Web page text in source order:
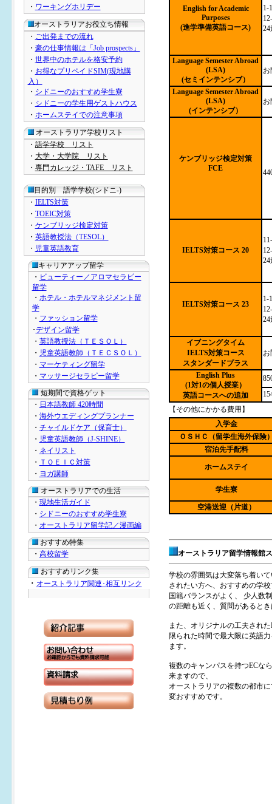
・ ワーキングホリデー
オーストラリアお役立ち情報
・ ご出発までの流れ
・ 豪の仕事情報は「Job prospects」
・ 世界中のホテルを格安予約
・ お得なプリペイドSIM(現地購
入）
・ シドニーのおすすめ学生寮
・ シドニーの学生用ゲストハウス
・ ホームステイでの注意事項
オーストラリア学校リスト
・ 語学学校 リスト
・ 大学・大学院 リスト
・ 専門カレッジ・TAFE リスト
目的別 語学学校(シドニ-)
・ IELTS対策
・ TOEIC対策
・ ケンブリッジ検定対策
・ 英語教授法（TESOL）
・ 児童英語教育
キャリアアップ留学
・ ビューティー／アロマセラピー
留学
・ ホテル・ホテルマネジメント留
学
・ ファッション留学
･デザイン留学
・ 英語教授法（ＴＥＳＯＬ）
・ 児童英語教師（ＴＥＣＳＯＬ）
・ マーケティング留学
・ マッサージセラピー留学
短期間で資格ゲット
・ 日本語教師 420時間
・ 海外ウエディングプランナー
・ チャイルドケア（保育士）
・ 児童英語教師（J-SHINE）
・ ネイリスト
・ ＴＯＥＩＣ対策
・ ヨガ講師
オーストラリアでの生活
・ 現地生活ガイド
・ シドニーのおすすめ学生寮
・ オーストラリア留学記／漫画編
おすすめ特集
・ 高校留学
おすすめリンク集
・ オーストラリア関連･相互リンク
English for Academic
Purposes
(進学準備英語コース)
1-
24
Language Semester Abroad
(LSA)
(セミインテンシブ）
お
Language Semester Abroad
(LSA)
(インテンシブ）
お
ケンブリッジ検定対策
FCE
IELTS対策コース 20
24
IELTS対策コース 23
1-
24
イブニングタイム
IELTS対策コース
スタンダードプラス
お
English Plus
(1対1の個人授業）
英語コースへの追加
【その他にかかる費用 】
入学金
ＯＳＨＣ（留学生海外保険
宿泊先手配料
ホームステイ
学生寮
空港送迎（片道）
オーストラリア留学情報館
学校の雰囲気は大変落ち着い
されたい方へ、おすすめの学
国籍バランスがよく、 少人数
の距離も近く、質問があると
また、オリジナルの工夫され
限られた時間で最大限に英語
ます。
複数のキャンパスを持つECな
来ますので、
オーストラリアの複数の都市
変おすすめです。